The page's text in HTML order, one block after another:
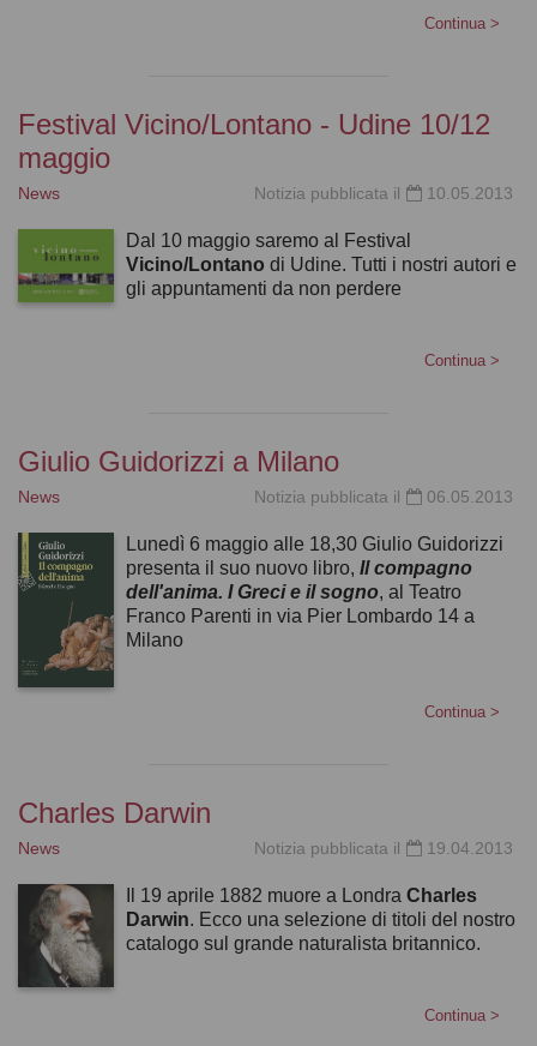
Continua >
Festival Vicino/Lontano - Udine 10/12
maggio
News Notizia pubblicata il 10.05.2013
Dal 10 maggio saremo al Festival
Vicino/Lontano di Udine. Tutti i nostri autori e
gli appuntamenti da non perdere
Continua >
Giulio Guidorizzi a Milano
News Notizia pubblicata il 06.05.2013
Lunedì 6 maggio alle 18,30 Giulio Guidorizzi
presenta il suo nuovo libro, Il compagno
dell'anima. I Greci e il sogno, al Teatro
Franco Parenti in via Pier Lombardo 14 a
Milano
Continua >
Charles Darwin
News Notizia pubblicata il 19.04.2013
Il 19 aprile 1882 muore a Londra Charles
Darwin. Ecco una selezione di titoli del nostro
catalogo sul grande naturalista britannico.
Continua >